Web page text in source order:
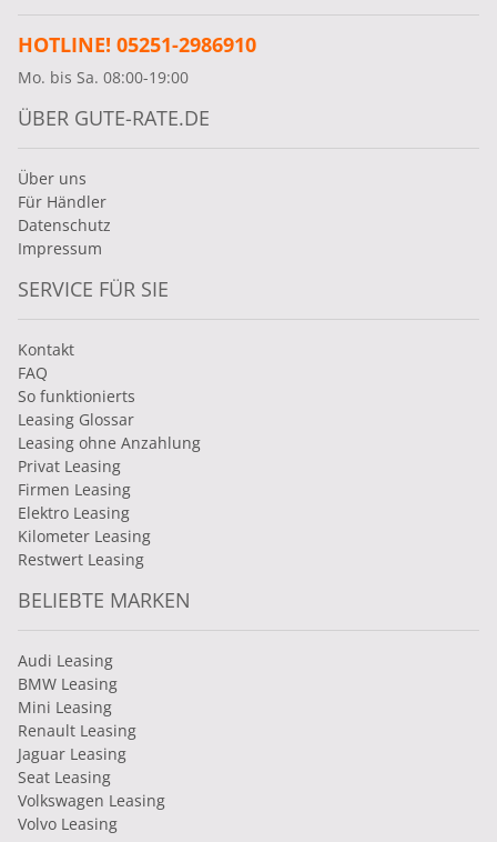
HOTLINE! 05251-2986910
Mo. bis Sa. 08:00-19:00
ÜBER GUTE-RATE.DE
Über uns
Für Händler
Datenschutz
Impressum
SERVICE FÜR SIE
Kontakt
FAQ
So funktionierts
Leasing Glossar
Leasing ohne Anzahlung
Privat Leasing
Firmen Leasing
Elektro Leasing
Kilometer Leasing
Restwert Leasing
BELIEBTE MARKEN
Audi Leasing
BMW Leasing
Mini Leasing
Renault Leasing
Jaguar Leasing
Seat Leasing
Volkswagen Leasing
Volvo Leasing